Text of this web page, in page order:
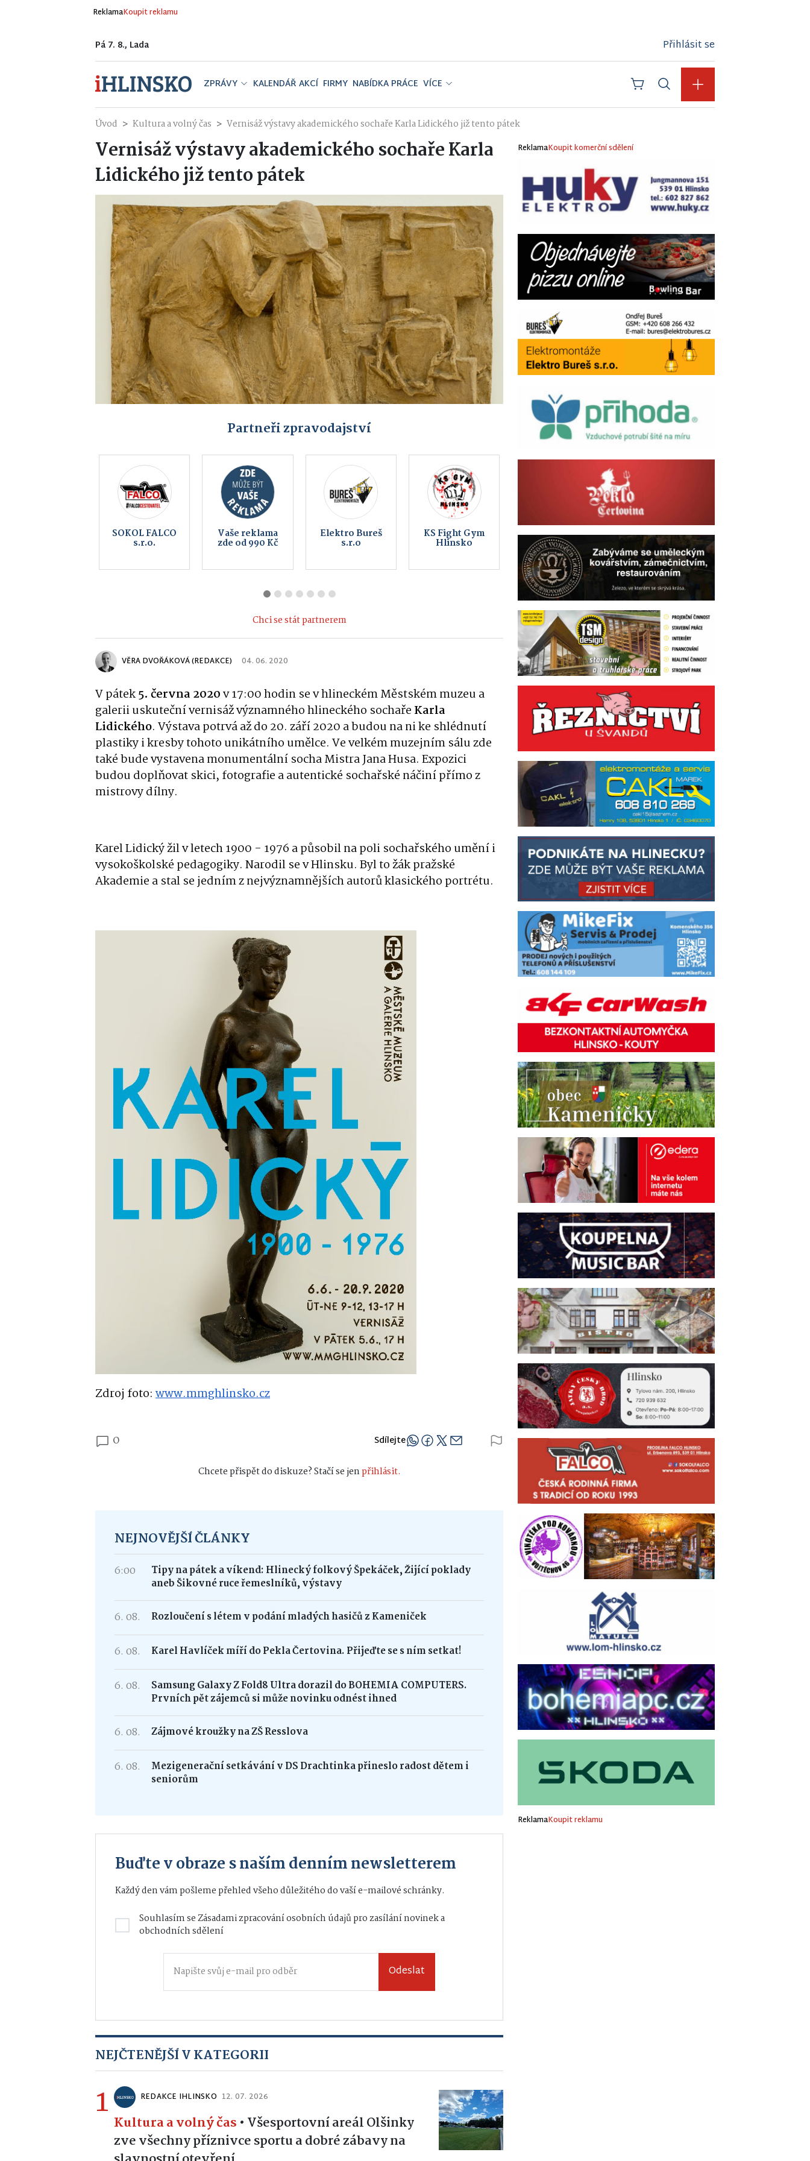
ReklamaKoupit reklamu
Pá 7. 8., Lada Přihlásit se
ZPRÁVY KALENDÁŘ AKCÍ FIRMY NABÍDKA PRÁCE VÍCE
Úvod Kultura a volný čas Vernisáž výstavy akademického sochaře Karla Lidického již tento pátek
Vernisáž výstavy akademického sochaře Karla
Lidického již tento pátek
Partneři zpravodajství
Backer Elektro
CZ a.s., Backer
EDERA Group
a.s.
Sportovní
střelnice
Auto MERCIA
a.s.
Chci se stát partnerem
VĚRA DVOŘÁKOVÁ (REDAKCE) 04. 06. 2020
V pátek5. června 2020v 17:00 hodin se v hlineckém Městském muzeu a
galerii uskuteční vernisáž významného hlineckého sochaře Karla
Lidického. Výstava potrvá až do 20. září 2020 a budou na ni ke shlédnutí
plastiky i kresby tohoto unikátního umělce. Ve velkém muzejním sálu zde
také bude vystavena monumentální socha Mistra Jana Husa. Expozici
budou doplňovat skici, fotografie a autentické sochařské náčiní přímo z
mistrovy dílny.
Karel Lidický žil v letech 1900 - 1976 a působil na poli sochařského umění i
vysokoškolské pedagogiky. Narodil se v Hlinsku. Byl to žák pražské
Akademie a stal se jedním z nejvýznamnějších autorů klasického portrétu.
Zdroj foto: www.mmghlinsko.cz
0 Sdílejte
Chcete přispět do diskuze? Stačí se jenpřihlásit.
NEJNOVĚJŠÍ ČLÁNKY
6:00
Tipy na pátek a víkend: Hlinecký folkový Špekáček, Žijící poklady
aneb Šikovné ruce řemeslníků, výstavy
6. 08. Rozloučení s létem v podání mladých hasičů z Kameniček
6. 08. Karel Havlíček míří do Pekla Čertovina. Přijeďte se s ním setkat!
6. 08.
Samsung Galaxy Z Fold8 Ultra dorazil do BOHEMIA COMPUTERS.
Prvních pět zájemců si může novinku odnést ihned
6. 08. Zájmové kroužky na ZŠ Resslova
6. 08.
Mezigenerační setkávání v DS Drachtinka přineslo radost dětem i
seniorům
Buďte v obraze s naším denním newsletterem
Každý den vám pošleme přehled všeho důležitého do vaší e-mailové schránky.
Souhlasím seZásadami zpracování osobních údajůpro zasílání novinek a
obchodních sdělení
Odeslat
NEJČTENĚJŠÍ V KATEGORII
1 REDAKCE IHLINSKO 12. 07. 2026
Kultura a volný čas • Všesportovní areál Olšinky
zve všechny příznivce sportu a dobré zábavy na
ReklamaKoupit komerční sdělení
ReklamaKoupit reklamu